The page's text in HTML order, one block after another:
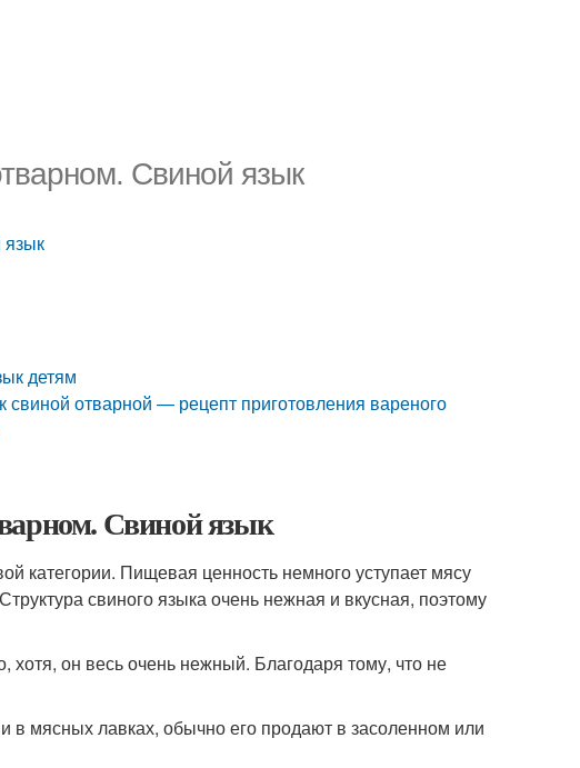
Свиной язык
язык
детям
свиной отварной — рецепт приготовления вареного
Свиной язык
категории. Пищевая ценность немного уступает мясу
свиного языка очень нежная и вкусная, поэтому
хотя, он весь очень нежный. Благодаря тому, что не
в мясных лавках, обычно его продают в засоленном или